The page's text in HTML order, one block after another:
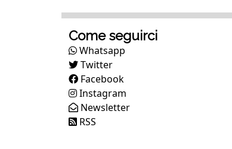
Come seguirci
Whatsapp
Twitter
Facebook
Instagram
Newsletter
RSS